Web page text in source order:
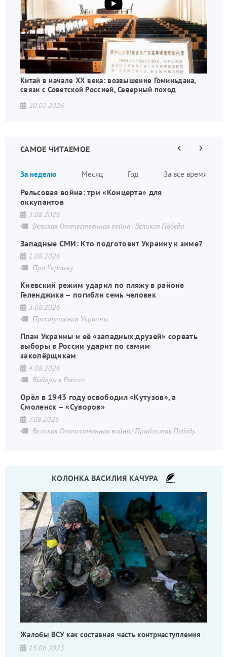
Китай в начале XX века: возвышение Гоминьдана,
связи с Советской Россией, Северный поход
20.02.2026
САМОЕ ЧИТАЕМОЕ
За неделю Месяц Год За все время
страниц
ПредыдущаяСледующая
Рельсовая война: три «Концерта» для
оккупантов
3.08.2026
Великая Отечественная война Великая Победа
Западные СМИ: Кто подготовит Украину к зиме?
1.08.2026
Про Украину
Киевский режим ударил по пляжу в районе
Геленджика – погибли семь человек
3.08.2026
Преступления Украины
План Украины и её «западных друзей» сорвать
выборы в России ударит по самим
закопёрщикам
4.08.2026
Выборы в России
Орёл в 1943 году освободил «Кутузов», а
Смоленск – «Суворов»
7.08.2026
Великая Отечественная война Приближая Победу
КОЛОНКА ВАСИЛИЯ КАЧУРА
Жалобы ВСУ как составная часть контрнаступления
15.06.2023